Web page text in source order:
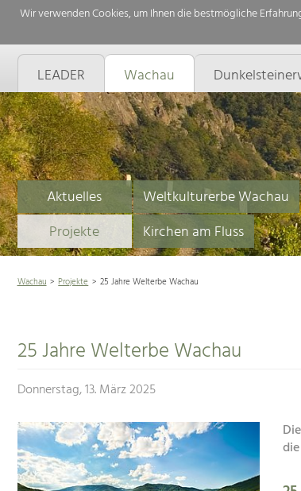
Wir verwenden Cookies, um Ihnen die bestmögliche
LEADER Wachau
Aktuelles Weltkulturerbe Wachau
Projekte
Kirchen am Fluss
Wachau Projekte 25 Jahre Welterbe Wachau
25 Jahre Welterbe Wachau
Donnerstag, 13. März 2025